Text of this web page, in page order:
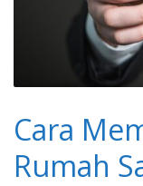
Cara
Rumah